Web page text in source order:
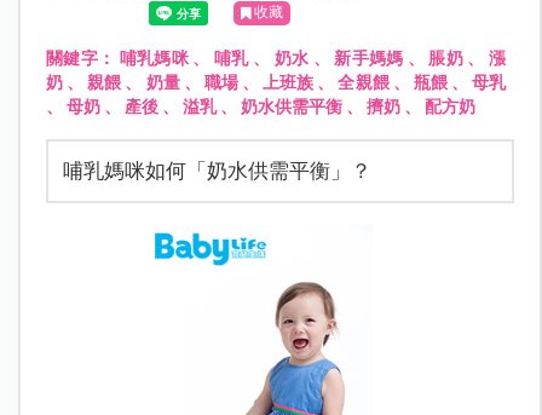
收藏
關鍵字： 哺乳媽咪、 哺乳、 奶水 、 新手媽媽 、 脹奶 、漲
奶 、親餵 、 奶量、 職場、 上班族 、全親餵、 瓶餵、母乳
、 母奶、 產後、 溢乳、 奶水供需平衡、 擠奶、 配方奶
哺乳媽咪如何「奶水供需平衡」？